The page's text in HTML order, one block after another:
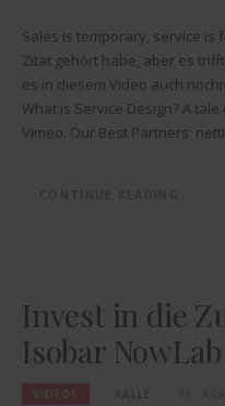
Sales is temporary, service is
Zitat gehört habe, aber es
es in diesem Video auch
What is Service Design? A
Vimeo. Our Best Partners:
Invest in die
Isobar NowLab
VIDEOS